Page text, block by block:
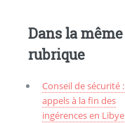
Dans la même
rubrique
Conseil de sécurité :
appels à la fin des
ingérences en Libye